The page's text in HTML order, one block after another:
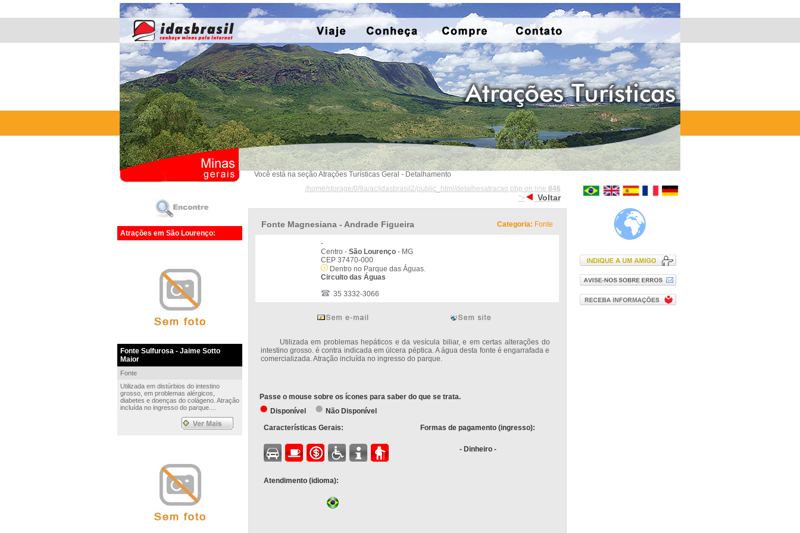
Atrações em São Lourenço:
Fonte Sulfurosa - Jaime Sotto
Maior
Fonte
Utilizada em distúrbios do intestino
grosso, em problemas alérgicos,
diabetes e doenças do colágeno. Atração
incluída no ingresso do parque....
Você está na seção Atrações Turísticas Geral - Detalhamento
/home/storage/0/9a/ac/idasbrasil2/public_html/detalhesatracao.php on line 846
">
Voltar
Fonte Magnesiana - Andrade Figueira Categoria: Fonte
-
Centro - São Lourenço - MG
CEP 37470-000
Dentro no Parque das Águas.
Circuito das Águas
35 3332-3066
Utilizada em problemas hepáticos e da vesícula biliar, e em certas alterações do
intestino grosso. é contra indicada em úlcera péptica. A água desta fonte é engarrafada e
comercializada. Atração incluída no ingresso do parque.
Passe o mouse sobre os ícones para saber do que se trata.
Disponível
Não Disponível
Características Gerais:
Atendimento (idioma):
Formas de pagamento (ingresso):
- Dinheiro -